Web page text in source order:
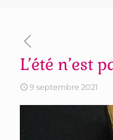
L’été n’est
9 septembre 2021